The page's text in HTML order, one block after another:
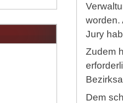
worden.
Jury
Zudem
Dem